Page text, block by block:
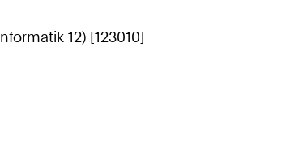
12) [123010]